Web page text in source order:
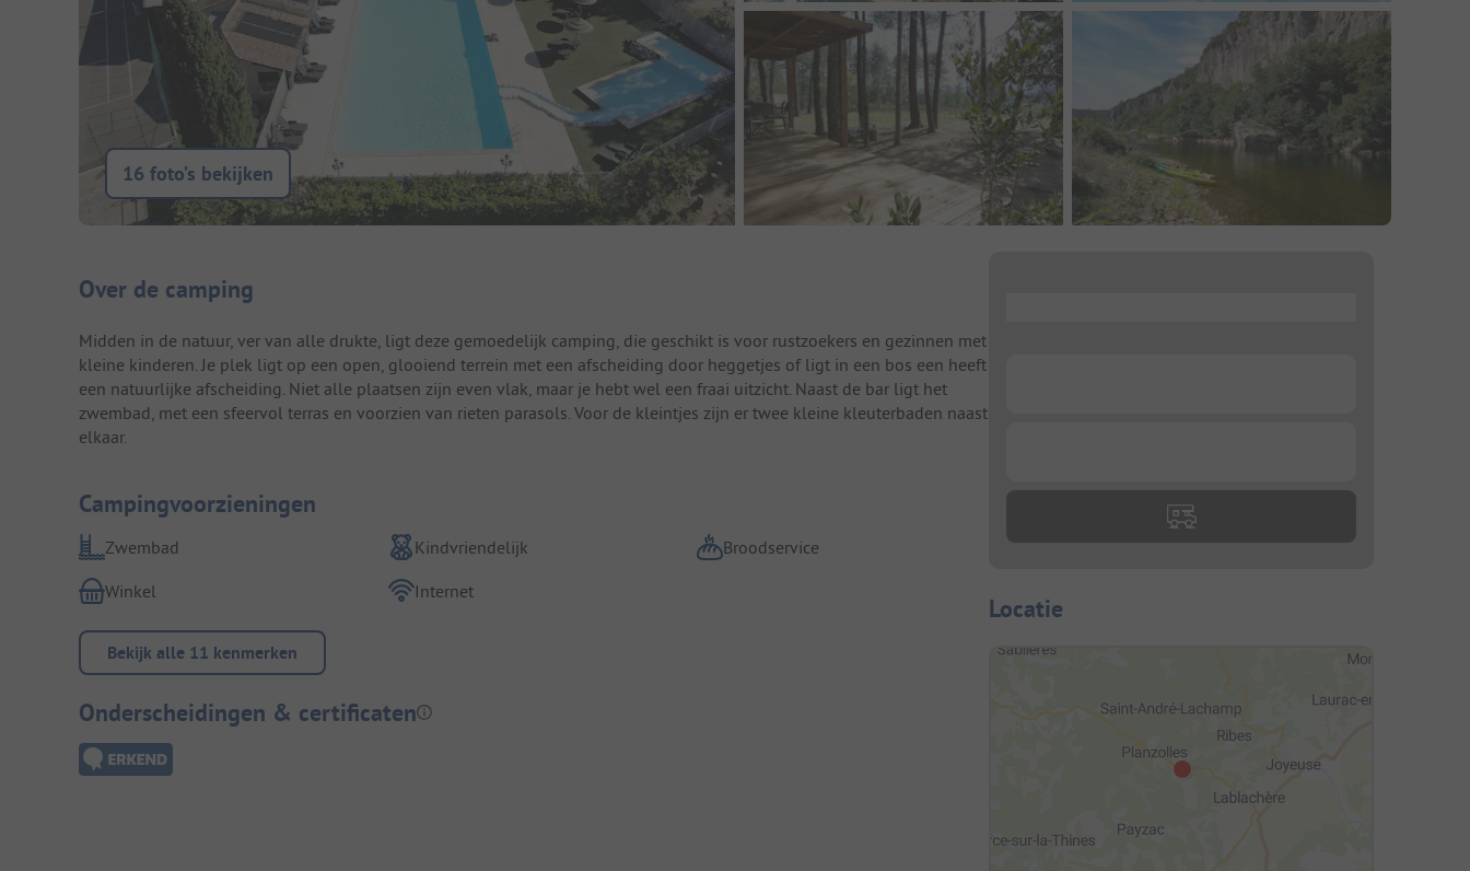
16 foto’s bekijken
Camping introductie
Over de camping
Midden in de natuur, ver van alle drukte, ligt deze gemoedelijk camping, die geschikt is voor rustzoekers en gezinnen met
kleine kinderen. Je plek ligt op een open, glooiend terrein met een afscheiding door heggetjes of ligt in een bos een heeft
een natuurlijke afscheiding. Niet alle plaatsen zijn even vlak, maar je hebt wel een fraai uitzicht. Naast de bar ligt het
zwembad, met een sfeervol terras en voorzien van rieten parasols. Voor de kleintjes zijn er twee kleine kleuterbaden naast
elkaar.
Campingvoorzieningen
Zwembad Kindvriendelijk
Broodservice
Winkel
Internet
Bekijk alle 11 kenmerken
Onderscheidingen & certificaten
Locatie